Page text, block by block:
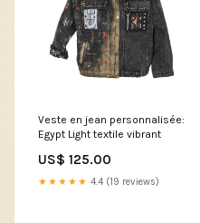
Veste en jean personnalisée:
Egypt Light textile vibrant
US$ 125.00
★★★★★ 4.4 (19 reviews)